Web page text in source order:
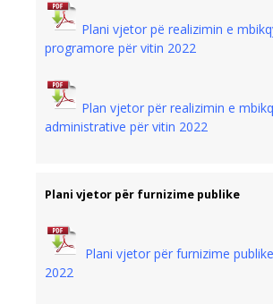
Plani vjetor pë realizimin e
programore për vitin 2022
Plan vjetor për realizimin e
administrative për vitin 2022
Plani vjetor për furnizime publike
Plani vjetor për furnizime
2022